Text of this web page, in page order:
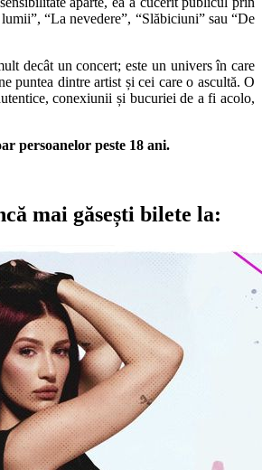
“La nevedere”, “Slăbiciuni” sau “De
decât un concert; este un univers în care
puntea dintre artist și cei care o ascultă. O
conexiunii și bucuriei de a fi acolo,
persoanelor peste 18 ani.
mai găsești bilete la: